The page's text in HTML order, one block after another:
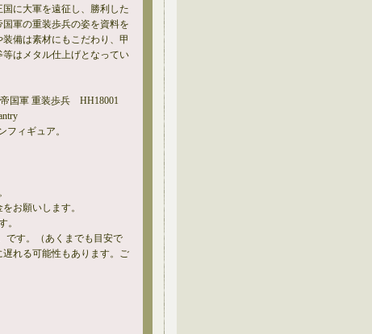
に大軍を遠征し、勝利した
国軍の重装歩兵の姿を資料を
備は素材にもこだわり、甲
はメタル仕上げとなってい
帝国軍 重装歩兵 HH18001
フィギュア。
お願いします。
。
です。（あくまでも目安で
れる可能性もあります。ご